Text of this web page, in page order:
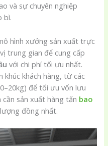
và sự chuyên nghiệp
bì.
hình xưởng sản xuất trực
trung gian để cung cấp
với chi phí tối ưu nhất.
khúc khách hàng, từ các
để tối ưu vốn lưu
sản xuất hàng tấn bao
đồng nhất.